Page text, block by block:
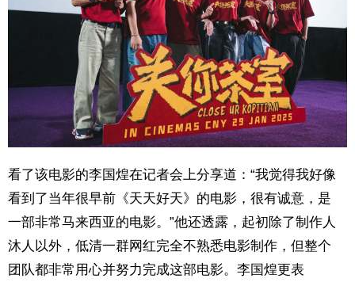
看了该电影的李国煌在记者会上分享道：“我觉得我好像
看到了当年很早前《天天好天》的电影，很有诚意，是
一部非常马来西亚的电影。”他还透露，起初除了制作人
沐人以外，低清一群网红完全不熟悉电影制作，但整个
团队都非常用心并努力完成这部电影。李国煌更表